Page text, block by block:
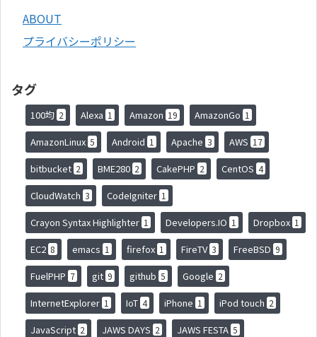
ABOUT
プライバシーポリシー
タグ
100均 2 Alexa 1 Amazon 19 AmazonGo 1
AmazonLinux 5 Android 1 Apache 3 AWS 17
bitbucket 2 BME280 2 CakePHP 2 CentOS 4
CloudWatch 3 CodeIgniter 1
Crayon Syntax Highlighter 1 Developers.IO 1 Dropbox 1
EC2 8 emacs 1 firefox 1 FireTV 3 FreeBSD 9
FuelPHP 7 git 9 github 5 Google 2
InternetExplorer 1 IoT 4 iPhone 1 iPod touch 2
JavaScript 2 JAWS DAYS 2 JAWS FESTA 5